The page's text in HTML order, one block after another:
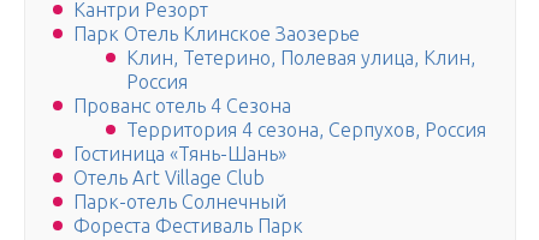
Кантри Резорт
Парк Отель Клинское Заозерье
Клин, Тетерино, Полевая улица, Клин,
Россия
Прованс отель 4 Сезона
Территория 4 сезона, Серпухов, Россия
Гостиница «Тянь-Шань»
Отель Art Village Club
Парк-отель Солнечный
Фореста Фестиваль Парк